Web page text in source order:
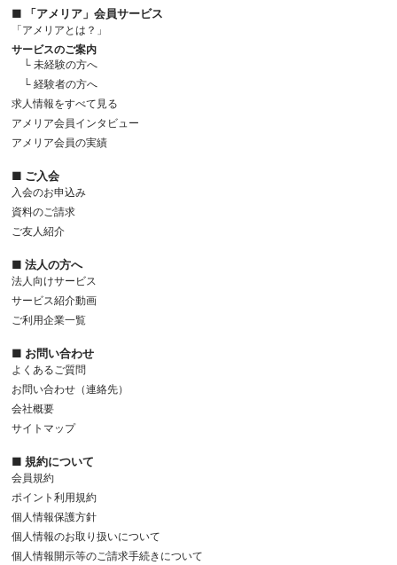
■ 「アメリア」会員サービス
「アメリアとは？」
サービスのご案内
└ 未経験の方へ
└ 経験者の方へ
求人情報をすべて見る
アメリア会員インタビュー
アメリア会員の実績
■ ご入会
入会のお申込み
資料のご請求
ご友人紹介
■ 法人の方へ
法人向けサービス
サービス紹介動画
ご利用企業一覧
■ お問い合わせ
よくあるご質問
お問い合わせ（連絡先）
会社概要
サイトマップ
■ 規約について
会員規約
ポイント利用規約
個人情報保護方針
個人情報のお取り扱いについて
個人情報開示等のご請求手続きについて